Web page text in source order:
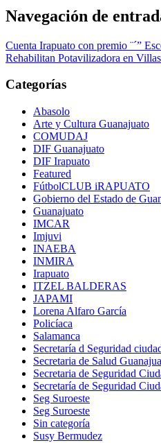
Navegación de
Cuenta Irapuato con premio ¨´”
Rehabilitan Potavilizadora en
Categorías
Abasolo
Arte y Cultura Guanajuato
COMUDAJ
DIF Guanajuato
DIF Irapuato
Featured
FútbolCLUB iRAPUATO
Gobierno del Estado de
Guanajuato
IMCAR
Imjuvi
INAEBA
INMIRA
Irapuato
ITZEL BALDERAS
JAPAMI
Lorena Alfaro García
Policíaca
Salamanca
Secretaría d Seguridad
Secretaria de Salud
Secretaria de Seguridad
Secretaría de Seguridad
Seg Suroeste
Seg Suroeste
Sin categoría
Susy Bermudez